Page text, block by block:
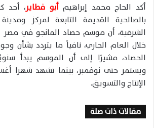
أكد الحاج محمد إبراهيمأبو فطاير، أحد
بالصالحية القديمة التابعة لمركز
الشرقية، أن موسم حصاد المانجو في مصر
خلال العام الجاري، نافياً ما يتردد بشأن
الحصاد، مشيرًا إلى أن الموسم يبدأ
ويستمر حتى نوفمبر، بينما تشهد شهرا
الإنتاج والتسويق.
مقالات ذات صلة